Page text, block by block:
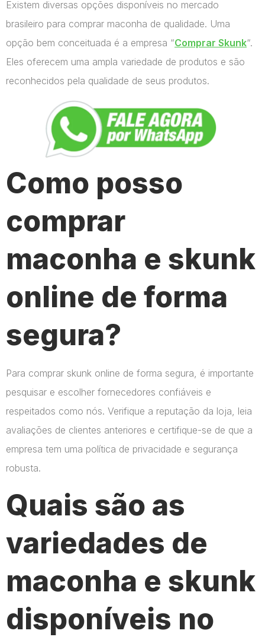
Existem diversas opções disponíveis no mercado
brasileiro para comprar maconha de qualidade. Uma
opção bem conceituada é a empresa “Comprar Skunk“.
Eles oferecem uma ampla variedade de produtos e são
reconhecidos pela qualidade de seus produtos.
Como posso
comprar
maconha e skunk
online de forma
segura?
Para comprar skunk online de forma segura, é importante
pesquisar e escolher fornecedores confiáveis e
respeitados como nós. Verifique a reputação da loja, leia
avaliações de clientes anteriores e certifique-se de que a
empresa tem uma política de privacidade e segurança
robusta.
Quais são as
variedades de
maconha e skunk
disponíveis no